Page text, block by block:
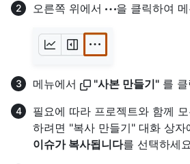
오른쪽 위에서
을 클릭하여
메뉴에서 "사본 만들기" 를
필요에 따라 프로젝트와 함께
하려면 "복사 만들기" 대화 상자
이슈가 복사됩니다를 선택하세